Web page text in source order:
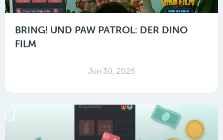
BRING! UND PAW PATROL: DER DINO
FILM
Jun 30, 2026